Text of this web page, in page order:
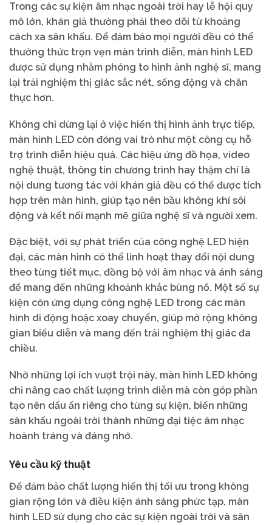
Trong các sự kiện âm nhạc ngoài trời hay lễ hội quy
mô lớn, khán giả thường phải theo dõi từ khoảng
cách xa sân khấu. Để đảm bảo mọi người đều có thể
thưởng thức trọn vẹn màn trình diễn, màn hình LED
được sử dụng nhằm phóng to hình ảnh nghệ sĩ, mang
lại trải nghiệm thị giác sắc nét, sống động và chân
thực hơn.
Không chỉ dừng lại ở việc hiển thị hình ảnh trực tiếp,
màn hình LED còn đóng vai trò như một công cụ hỗ
trợ trình diễn hiệu quả. Các hiệu ứng đồ họa, video
nghệ thuật, thông tin chương trình hay thậm chí là
nội dung tương tác với khán giả đều có thể được tích
hợp trên màn hình, giúp tạo nên bầu không khí sôi
động và kết nối mạnh mẽ giữa nghệ sĩ và người xem.
Đặc biệt, với sự phát triển của công nghệ LED hiện
đại, các màn hình có thể linh hoạt thay đổi nội dung
theo từng tiết mục, đồng bộ với âm nhạc và ánh sáng
để mang đến những khoảnh khắc bùng nổ. Một số sự
kiện còn ứng dụng công nghệ LED trong các màn
hình di động hoặc xoay chuyển, giúp mở rộng không
gian biểu diễn và mang đến trải nghiệm thị giác đa
chiều.
Nhờ những lợi ích vượt trội này, màn hình LED không
chỉ nâng cao chất lượng trình diễn mà còn góp phần
tạo nên dấu ấn riêng cho từng sự kiện, biến những
sân khấu ngoài trời thành những đại tiệc âm nhạc
hoành tráng và đáng nhớ.
Yêu cầu kỹ thuật
Để đảm bảo chất lượng hiển thị tối ưu trong không
gian rộng lớn và điều kiện ánh sáng phức tạp, màn
hình LED sử dụng cho các sự kiện ngoài trời và sân